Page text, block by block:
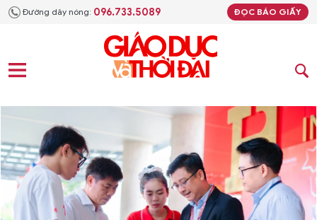
Đường dây nóng: 096.733.5089 ĐỌC BÁO GIẤY